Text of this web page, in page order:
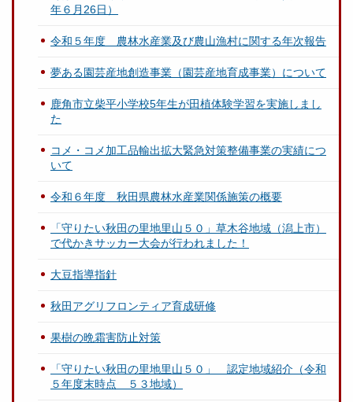
年６月26日）
令和５年度 農林水産業及び農山漁村に関する年次報告
夢ある園芸産地創造事業（園芸産地育成事業）について
鹿角市立柴平小学校5年生が田植体験学習を実施しまし
た
コメ・コメ加工品輸出拡大緊急対策整備事業の実績につ
いて
令和６年度 秋田県農林水産業関係施策の概要
「守りたい秋田の里地里山５０」草木谷地域（潟上市）
で代かきサッカー大会が行われました！
大豆指導指針
秋田アグリフロンティア育成研修
果樹の晩霜害防止対策
「守りたい秋田の里地里山５０」 認定地域紹介（令和
５年度末時点 ５３地域）